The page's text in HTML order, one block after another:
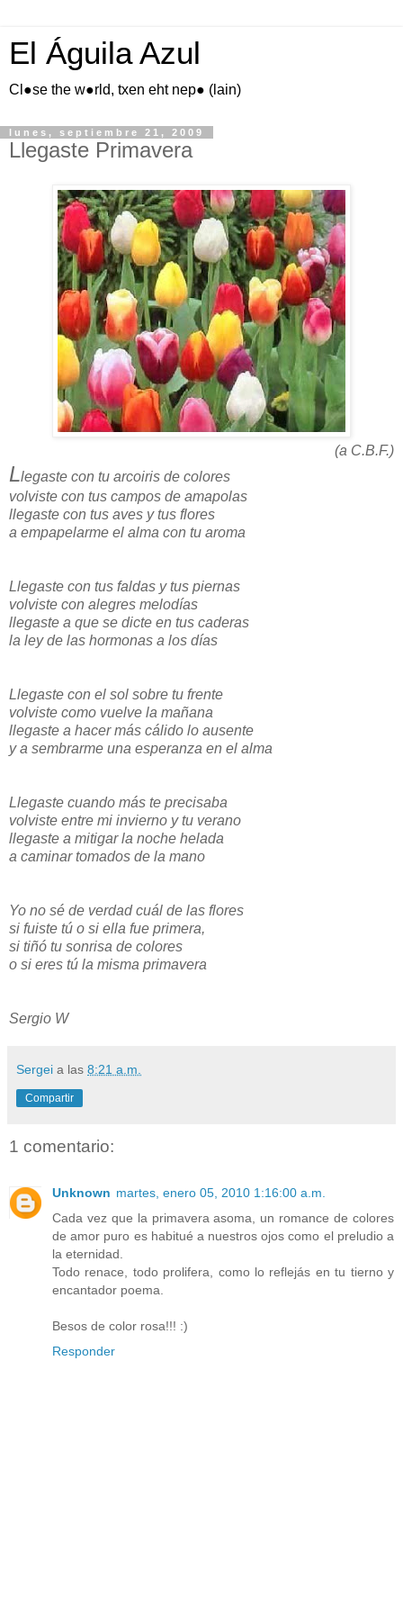
El Águila Azul
Cl●se the w●rld, txen eht nep● (lain)
lunes, septiembre 21, 2009
Llegaste Primavera
(a C.B.F.)
Llegaste con tu arcoiris de colores
volviste con tus campos de amapolas
llegaste con tus aves y tus flores
a empapelarme el alma con tu aroma
Llegaste con tus faldas y tus piernas
volviste con alegres melodías
llegaste a que se dicte en tus caderas
la ley de las hormonas a los días
Llegaste con el sol sobre tu frente
volviste como vuelve la mañana
llegaste a hacer más cálido lo ausente
y a sembrarme una esperanza en el alma
Llegaste cuando más te precisaba
volviste entre mi invierno y tu verano
llegaste a mitigar la noche helada
a caminar tomados de la mano
Yo no sé de verdad cuál de las flores
si fuiste tú o si ella fue primera,
si tiñó tu sonrisa de colores
o si eres tú la misma primavera
Sergio W
Sergei a las 8:21 a.m.
Compartir
1 comentario:
Unknown martes, enero 05, 2010 1:16:00 a.m.
Cada vez que la primavera asoma, un romance de colores
de amor puro es habitué a nuestros ojos como el preludio a
la eternidad.
Todo renace, todo prolifera, como lo reflejás en tu tierno y
encantador poema.
Besos de color rosa!!! :)
Responder